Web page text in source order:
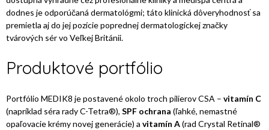
dodnes je odporúčaná dermatológmi; táto klinická dôveryhodnosť sa
premietla aj do jej pozície poprednej dermatologickej značky
tvárových sér vo Veľkej Británii.
Produktové portfólio
Portfólio MEDIK8 je postavené okolo troch pilierov CSA – vitamín C
(napríklad séra rady C-Tetra®), SPF ochrana (ľahké, nemastné
opaľovacie krémy novej generácie) a vitamín A(rad Crystal Retinal®